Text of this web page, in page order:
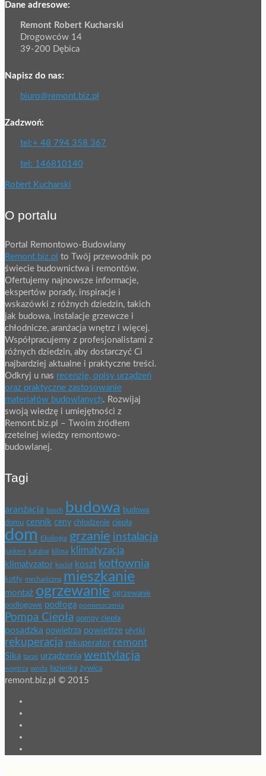
Dane adresowe:
Remont Robert Kucharski
Drogowców 14
39-200 Dębica
Napisz do nas:
biuro@remont.biz.pl
Zadzwoń:
tel:+ 48 794 358 367
tel: 146810140
Robert Kucharski
O portalu
Portal Remontowo-Budowlany
Remont.biz.pl to Twój przewodnik po
świecie budownictwa i remontów.
Ofertujemy najnowsze informacje,
ekspertów porady, inspiracje i
wskazówki z różnych dziedzin, takich
jak budowa, instalacje grzewcze i
chłodnicze, aranżacja wnętrz i więcej.
Współpracujemy z profesjonalistami z
różnych dziedzin, aby dostarczyć Ci
najbardziej aktualne i praktyczne treści.
Odkryj u nas recenzje, opisy urządzeń
oraz praktyczne zastosowanie
materiałów budowlanych. Rozwijaj
swoją wiedzę i umiejętności z
Remont.biz.pl – Twoim źródłem
rzetelnej wiedzy remontowo-
budowlanej.
Tagi
aranżacja bosch budowa budowa
domu cennik ceny chłodzenie ciepła
dom Ekologia grzanie instalacja
junkers katalog klima klimatyzacja
klimatyzator kocioł koszt kotłownia
kotły mechaniczna mieszkanie
montaż ogrzewanie ogrzewanie
podłogowe podłoga pomieszczenia
Pompa Ciepła pompy ciepła
posadzka powietrza powietrze płytki
rekuperacja rekuperator remont
Sika taras urządzenia wentylacja
wnętrza woda łazienka żywica
remont.biz.pl © 2015